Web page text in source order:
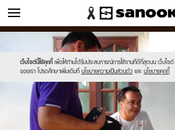
ข่าว
เว็บไซต์นี้ใช้คุกกี้ เพื่อให้ท่านได้รับประสบการณ์การใช้งานที่ดีที่สุดบน เว็บไซต์
ของเรา โปรดศึกษาเพิ่มเติมที่ นโยบายความเป็นส่วนตัว และ นโยบายคุกกี้
//s.isanook.com/sr/0/images/logo-
sanook.png
//s.isanook.com/ns/0/ud/362/1810958/624326-
01.jpg